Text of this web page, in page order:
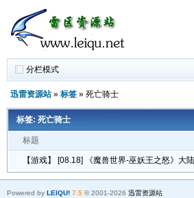
分栏模式
迅雷资源站» 标签» 死亡骑士
标签: 死亡骑士
标题
【游戏】 [08.18] 《魔兽世界-巫妖王之怒》大
Powered by LEIQU! 7.5© 2001-2026 迅雷资源站